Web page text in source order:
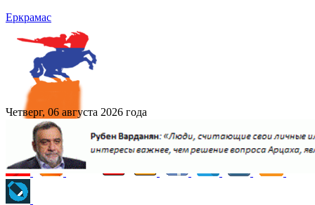
Еркрамас
Четверг, 06 августа 2026 года